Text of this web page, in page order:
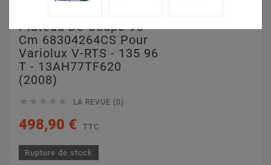
Plateau De Coupe 96
Cm 68304264CS Pour
Variolux V-RTS - 135 96
T - 13AH77TF620
(2008)
     LA REVUE (0)
498,90 € TTC
Rupture de stock